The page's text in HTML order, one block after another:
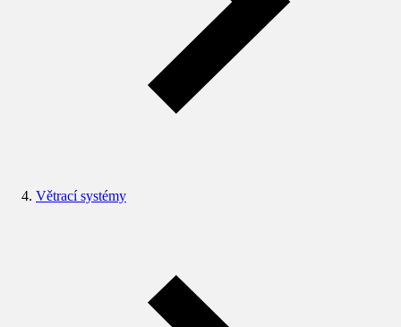
Větrací systémy